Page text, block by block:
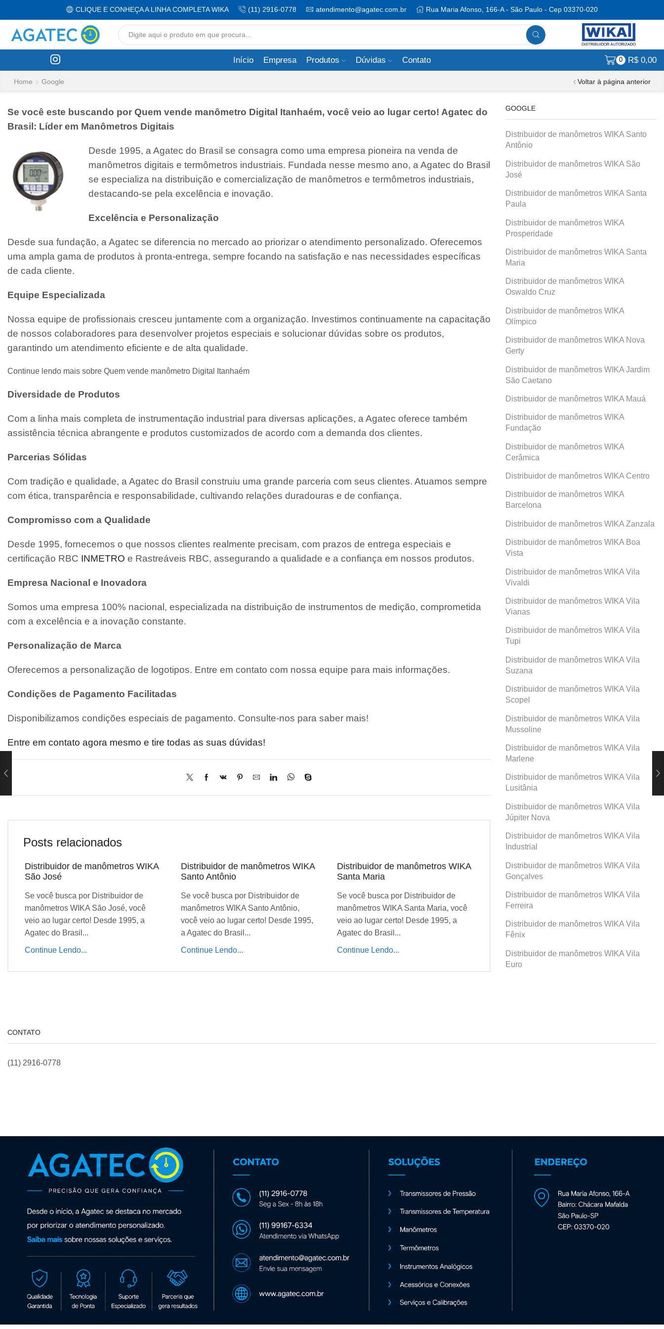
CLIQUE E CONHEÇA A LINHA COMPLETA WIKA (11) 2916-0778 atendimento@agatec.com.br Rua Maria Afonso, 166-A - São Paulo - Cep 03370-020
input
Início Empresa Produtos Dúvidas Contato 0 R$0,00
Voltar à página anterior
Home Google
Se você este buscando por Quem vende manômetro Digital Itanhaém, você veio ao lugar certo! Agatec do
Brasil: Líder em Manômetros Digitais
Desde 1995, a Agatec do Brasil se consagra como uma empresa pioneira na venda de
manômetros digitais e termômetros industriais. Fundada nesse mesmo ano, a Agatec do Brasil
se especializa na distribuição e comercialização de manômetros e termômetros industriais,
destacando-se pela excelência e inovação.
Excelência e Personalização
Desde sua fundação, a Agatec se diferencia no mercado ao priorizar o atendimento personalizado. Oferecemos
uma ampla gama de produtos à pronta-entrega, sempre focando na satisfação e nas necessidades específicas
de cada cliente.
Equipe Especializada
Nossa equipe de profissionais cresceu juntamente com a organização. Investimos continuamente na capacitação
de nossos colaboradores para desenvolver projetos especiais e solucionar dúvidas sobre os produtos,
garantindo um atendimento eficiente e de alta qualidade.
Continue lendo mais sobre Quem vende manômetro Digital Itanhaém
Diversidade de Produtos
Com a linha mais completa de instrumentação industrial para diversas aplicações, a Agatec oferece também
assistência técnica abrangente e produtos customizados de acordo com a demanda dos clientes.
Parcerias Sólidas
Com tradição e qualidade, a Agatec do Brasil construiu uma grande parceria com seus clientes. Atuamos sempre
com ética, transparência e responsabilidade, cultivando relações duradouras e de confiança.
Compromisso com a Qualidade
Desde 1995, fornecemos o que nossos clientes realmente precisam, com prazos de entrega especiais e
certificação RBC INMETRO e Rastreáveis RBC, assegurando a qualidade e a confiança em nossos produtos.
Empresa Nacional e Inovadora
Somos uma empresa 100% nacional, especializada na distribuição de instrumentos de medição, comprometida
com a excelência e a inovação constante.
Personalização de Marca
Oferecemos a personalização de logotipos. Entre em contato com nossa equipe para mais informações.
Condições de Pagamento Facilitadas
Disponibilizamos condições especiais de pagamento. Consulte-nos para saber mais!
Entre em contato agora mesmo e tire todas as suas dúvidas!
Posts relacionados
Distribuidor de manômetros WIKA
São José
Se você busca por Distribuidor de
manômetros WIKA São José, você
veio ao lugar certo! Desde 1995, a
Agatec do Brasil...
Continue Lendo...
Distribuidor de manômetros WIKA
Santo Antônio
Se você busca por Distribuidor de
manômetros WIKA Santo Antônio,
você veio ao lugar certo! Desde 1995,
a Agatec do Brasil...
Continue Lendo...
Distribuidor de manômetros WIKA
Santa Maria
Se você busca por Distribuidor de
manômetros WIKA Santa Maria, você
veio ao lugar certo! Desde 1995, a
Agatec do Brasil...
Continue Lendo...
Distribuidor de manômetros WIKA
Prosperidade
Se você busca por Distribuidor de
manômetros WIKA Prosperidade, você
veio ao lugar certo! Desde 1995, a
Agatec do Brasil vem...
Continue Lendo...
GOOGLE
Distribuidor de manômetros WIKA Santo
Antônio
Distribuidor de manômetros WIKA São
José
Distribuidor de manômetros WIKA Santa
Paula
Distribuidor de manômetros WIKA
Prosperidade
Distribuidor de manômetros WIKA Santa
Maria
Distribuidor de manômetros WIKA
Oswaldo Cruz
Distribuidor de manômetros WIKA
Olímpico
Distribuidor de manômetros WIKA Nova
Gerty
Distribuidor de manômetros WIKA Jardim
São Caetano
Distribuidor de manômetros WIKA Mauá
Distribuidor de manômetros WIKA
Fundação
Distribuidor de manômetros WIKA
Cerâmica
Distribuidor de manômetros WIKA Centro
Distribuidor de manômetros WIKA
Barcelona
Distribuidor de manômetros WIKA Zanzala
Distribuidor de manômetros WIKA Boa
Vista
Distribuidor de manômetros WIKA Vila
Vivaldi
Distribuidor de manômetros WIKA Vila
Vianas
Distribuidor de manômetros WIKA Vila
Tupi
Distribuidor de manômetros WIKA Vila
Suzana
Distribuidor de manômetros WIKA Vila
Scopel
Distribuidor de manômetros WIKA Vila
Mussoline
Distribuidor de manômetros WIKA Vila
Marlene
Distribuidor de manômetros WIKA Vila
Lusitânia
Distribuidor de manômetros WIKA Vila
Júpiter Nova
Distribuidor de manômetros WIKA Vila
Industrial
Distribuidor de manômetros WIKA Vila
Gonçalves
Distribuidor de manômetros WIKA Vila
Ferreira
Distribuidor de manômetros WIKA Vila
Fênix
Distribuidor de manômetros WIKA Vila
Euro
CONTATO
(11) 2916-0778